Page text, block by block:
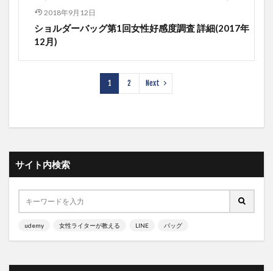
2018年9月12日
ショルダーバッグ第1回女性好感度調査 詳細(2017年
12月)
1 2 Next
サイト内検索
udemy 女性ライターが教える LINE バッグ